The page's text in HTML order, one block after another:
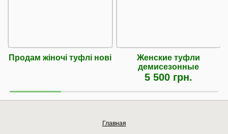
Продам жіночі туфлі нові
Женские туфли
демисезонные
5 500 грн.
Главная